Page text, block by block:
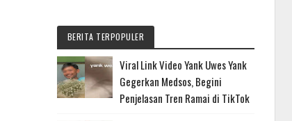
BERITA TERPOPULER
Viral Link Video Yank Uwes Yank
Gegerkan Medsos, Begini
Penjelasan Tren Ramai di TikTok